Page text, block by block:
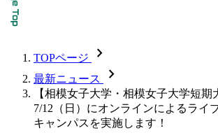
TOPページ chevron_forward
最新ニュース chevron_forward
【相模女子大学・相模女子大学短期
7/12（日）にオンラインによるライ
キャンパスを実施します！